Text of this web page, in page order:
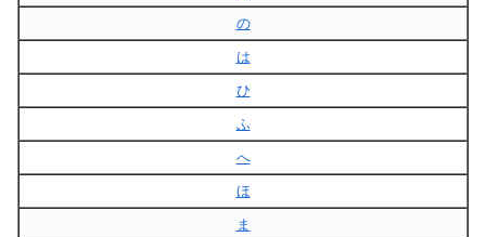
の
は
ひ
ふ
へ
ほ
ま